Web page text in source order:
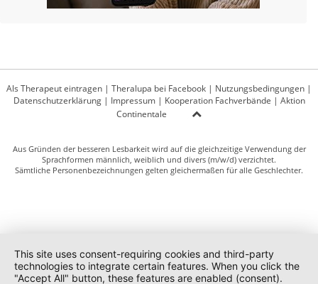
Als Therapeut eintragen | Theralupa bei Facebook | Nutzungsbedingungen |
Datenschutzerklärung| Impressum| Kooperation Fachverbände | Aktion
Continentale
Aus Gründen der besseren Lesbarkeit wird auf die gleichzeitige Verwendung der
Sprachformen männlich, weiblich und divers (m/w/d) verzichtet.
Sämtliche Personenbezeichnungen gelten gleichermaßen für alle Geschlechter.
This site uses consent-requiring cookies and third-party
technologies to integrate certain features. When you click the
"Accept All" button, these features are enabled (consent).